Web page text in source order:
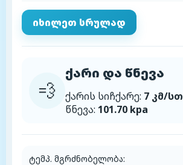
იხილეთ სრულად
💨
ქარი და წნევა
ქარის სიჩქარე: 7 კმ/სთ
წნევა: 101.70 kpa
ტემპ. მგრძნობელობა: